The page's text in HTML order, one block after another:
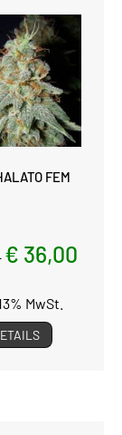
FEM
€ 36,00
MwSt.